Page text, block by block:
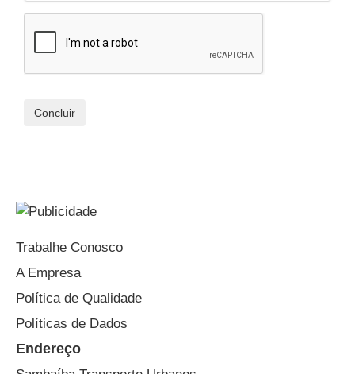
Trabalhe Conosco
A Empresa
Política de Qualidade
Políticas de Dados
Endereço